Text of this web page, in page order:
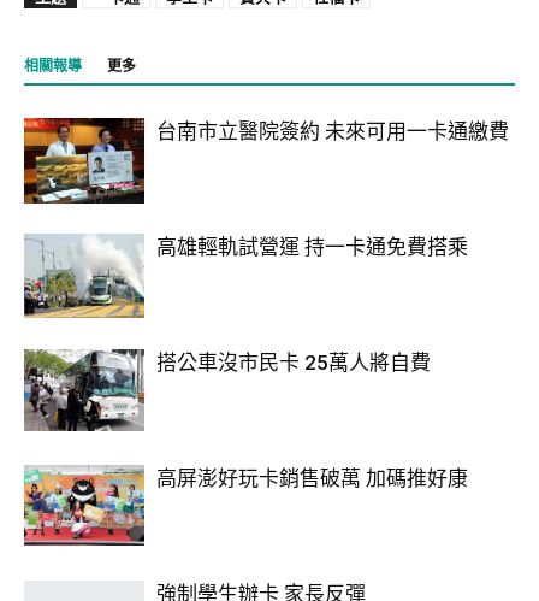
相關報導 更多
台南市立醫院簽約 未來可用一卡通繳費
高雄輕軌試營運 持一卡通免費搭乘
搭公車沒市民卡 25萬人將自費
高屏澎好玩卡銷售破萬 加碼推好康
強制學生辦卡 家長反彈